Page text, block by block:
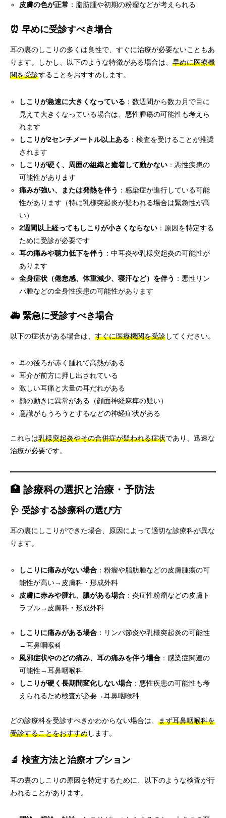
皮膚の色が正常 ：脂肪腫や初期の粉瘤などが考えられる
⏰ 早めに受診すべき場合
耳の裏のしこりの多くは良性で、すぐに治療が必要ないこともあ
ります。しかし、以下のような特徴がある場合は、 早めに医療機
関を受診することをおすすめします。
しこりが急速に大きくなっている ：数週間から数カ月で目に
見えて大きくなっている場合は、悪性腫瘍の可能性も考えら
れます
しこりが2センチメートル以上ある ：検査を受けることが推奨
されます
しこりが硬く、周囲の組織と癒着して動かない ：悪性疾患の
可能性があります
痛みが強い、または発熱を伴う ：感染症が進行している可能
性があります（特に乳様突起炎が疑われる場合は緊急性が高
い）
2週間以上経ってもしこりが小さくならない ：原因を特定する
ために受診が必要です
耳の痛みや聴力低下を伴う ：中耳炎や乳様突起炎の可能性が
あります
全身症状（倦怠感、体重減少、寝汗など）を伴う ：悪性リン
パ腫などの全身性疾患の可能性があります
🚑 緊急に受診すべき場合
以下の症状がある場合は、 すぐに医療機関を受診してください。
耳の後ろが赤く腫れて高熱がある
耳介が前方に押し出されている
激しい耳痛と大量の耳だれがある
顔の動きに異常がある（顔面神経麻痺の疑い）
意識がもうろうとするなどの神経症状がある
これらは乳様突起炎やその合併症が疑われる症状であり、迅速な
治療が必要です。
🏥 診療科の選択と治療・予防法
🩺 受診する診療科の選び方
耳の裏にしこりができた場合、原因によって適切な診療科が異な
ります。
しこりに痛みがない場合 ：粉瘤や脂肪腫などの皮膚腫瘍の可
能性が高い→皮膚科・形成外科
皮膚に赤みや腫れ、膿がある場合 ：炎症性粉瘤などの皮膚ト
ラブル→皮膚科・形成外科
しこりに痛みがある場合 ：リンパ節炎や乳様突起炎の可能性
→耳鼻咽喉科
風邪症状やのどの痛み、耳の痛みを伴う場合 ：感染症関連の
可能性→耳鼻咽喉科
しこりが硬く長期間変化しない場合 ：悪性疾患の可能性も考
えられるため検査が必要→耳鼻咽喉科
どの診療科を受診すべきかわからない場合は、 まず耳鼻咽喉科を
受診することをおすすめします。
🔬 検査方法と治療オプション
耳の裏のしこりの原因を特定するために、以下のような検査が行
われることがあります。